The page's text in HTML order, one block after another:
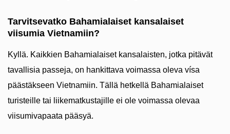
Tarvitsevatko Bahamialaiset kansalaiset
viisumia Vietnamiin?
Kyllä. Kaikkien Bahamialaiset kansalaisten, jotka pitävät
tavallisia passeja, on hankittava voimassa oleva vísa
päästäkseen Vietnamiin. Tällä hetkellä Bahamialaiset
turisteille tai liikematkustajille ei ole voimassa olevaa
viisumivapaata pääsyä.